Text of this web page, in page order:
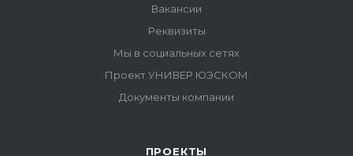
ПРОЕКТЫ